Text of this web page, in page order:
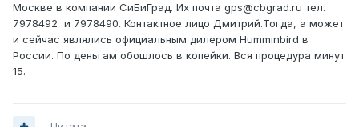
Москве в компании СиБиГрад. Их почта gps@cbgrad.ru тел.
7978492 и 7978490. Контактное лицо Дмитрий.Тогда, а может
и сейчас являлись официальным дилером Humminbird в
России. По деньгам обошлось в копейки. Вся процедура минут
15.